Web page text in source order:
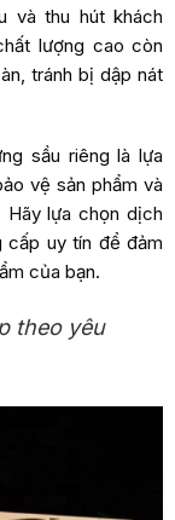
và thu hút khách
lượng cao còn
tránh bị dập nát
sầu riêng là lựa
vệ sản phẩm và
Hãy lựa chọn dịch
cấp uy tín để đảm
của bạn.
theo yêu